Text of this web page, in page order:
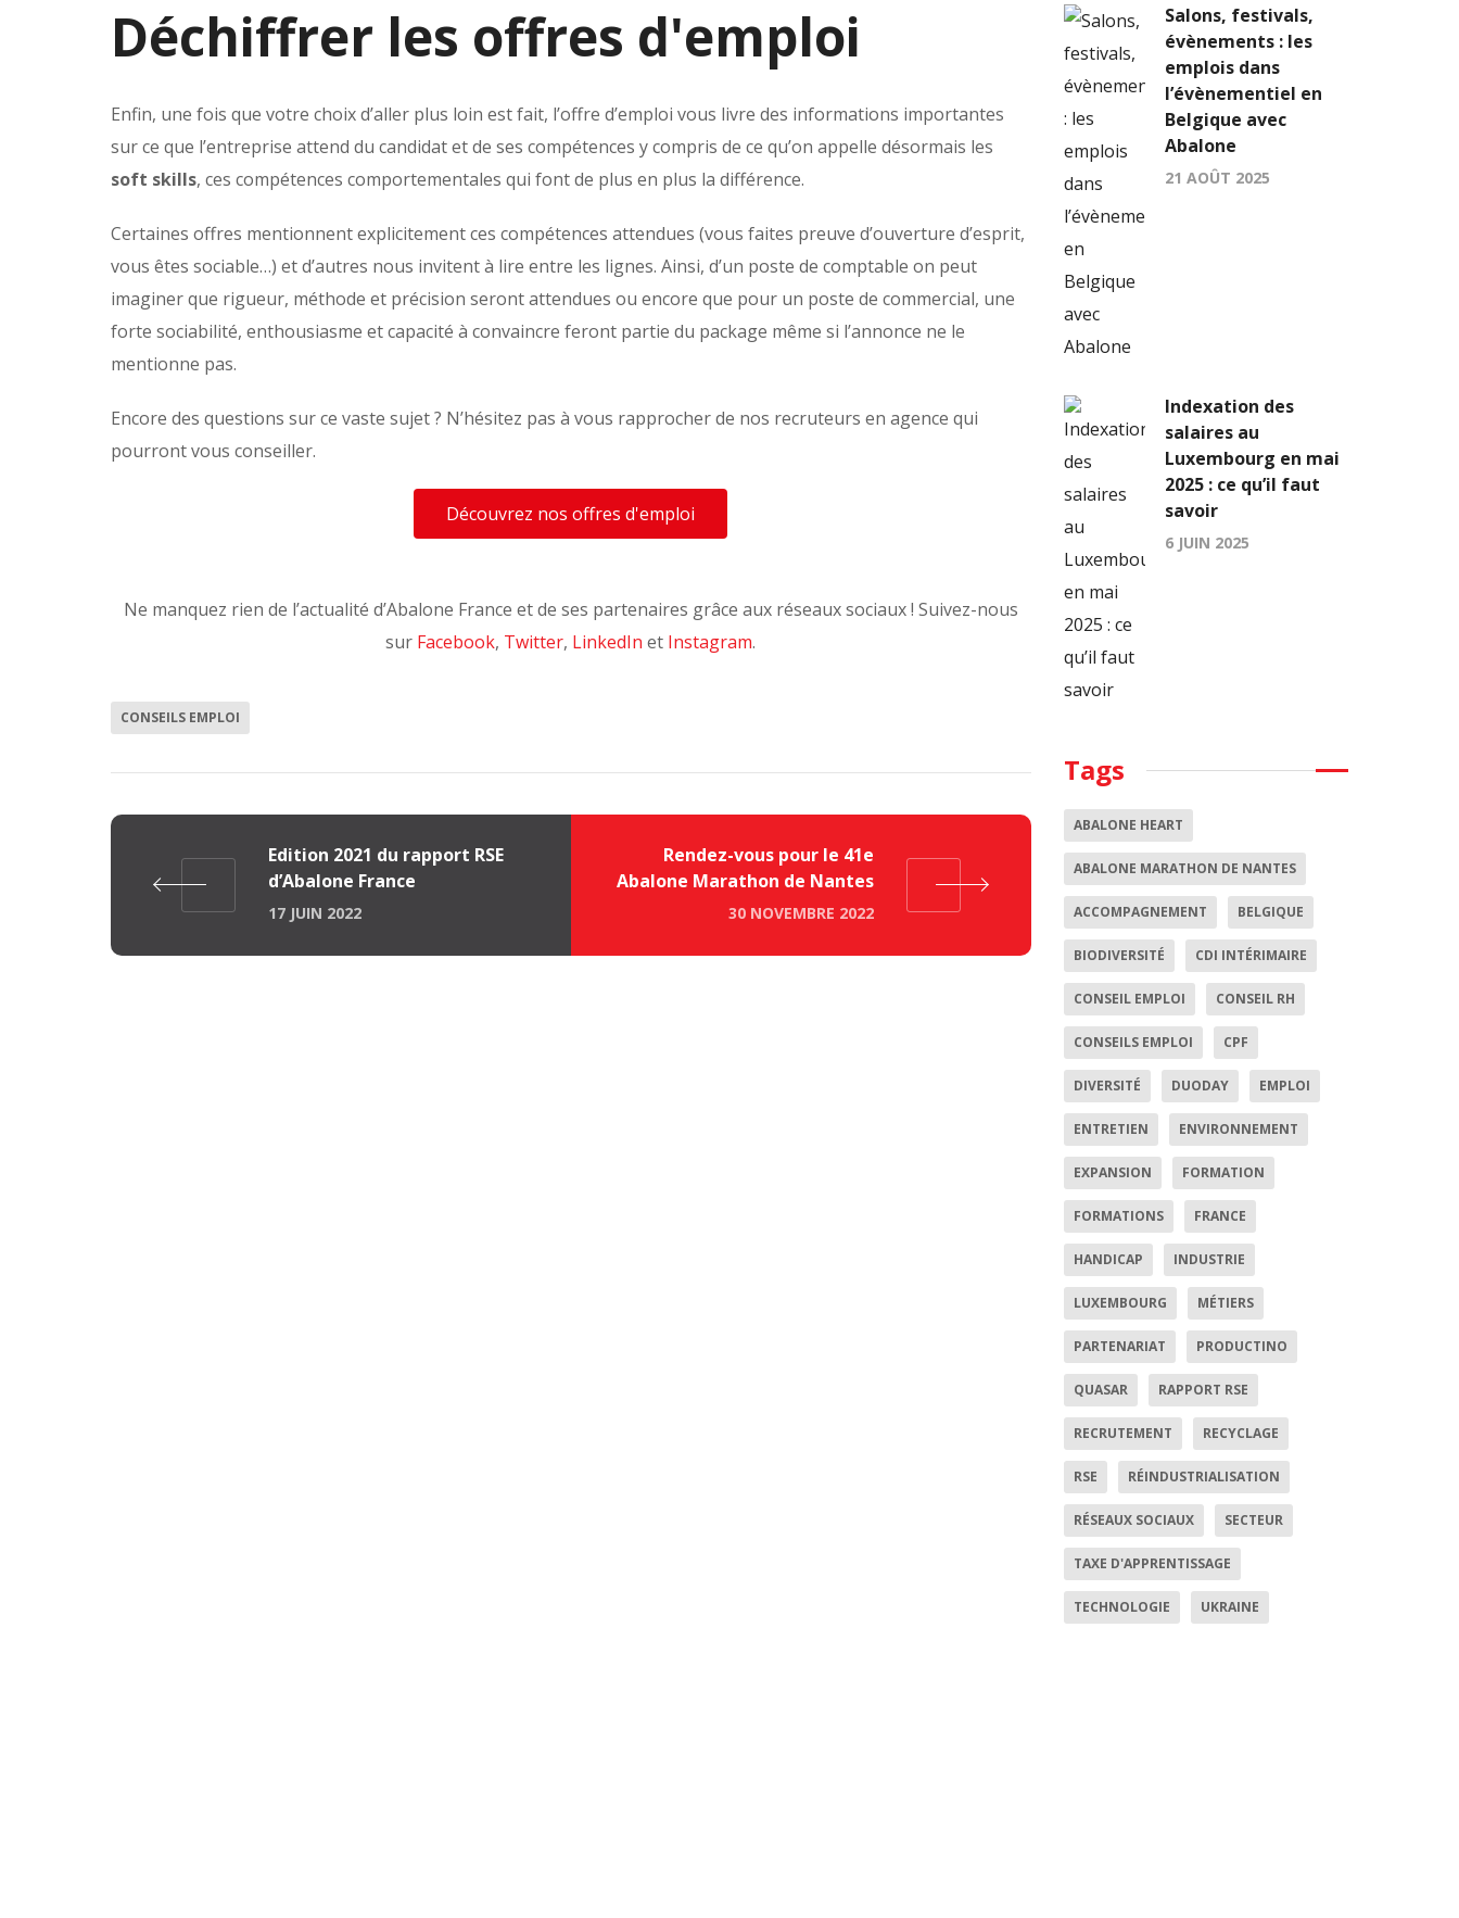
Déchiffrer les offres d'emploi
Enfin, une fois que votre choix d’aller plus loin est fait, l’offre d’emploi vous livre des informations importantes
sur ce que l’entreprise attend du candidat et de ses compétences y compris de ce qu’on appelle désormais les
soft skills, ces compétences comportementales qui font de plus en plus la différence.
Certaines offres mentionnent explicitement ces compétences attendues (vous faites preuve d’ouverture d’esprit,
vous êtes sociable…) et d’autres nous invitent à lire entre les lignes. Ainsi, d’un poste de comptable on peut
imaginer que rigueur, méthode et précision seront attendues ou encore que pour un poste de commercial, une
forte sociabilité, enthousiasme et capacité à convaincre feront partie du package même si l’annonce ne le
mentionne pas.
Encore des questions sur ce vaste sujet ? N’hésitez pas à vous rapprocher de nos recruteurs en agence qui
pourront vous conseiller.
Découvrez nos offres d'emploi
Ne manquez rien de l’actualité d’Abalone France et de ses partenaires grâce aux réseaux sociaux ! Suivez-nous
sur Facebook, Twitter, LinkedIn et Instagram.
CONSEILS EMPLOI
Edition 2021 du rapport RSE
d’Abalone France
17 JUIN 2022
Rendez-vous pour le 41e
Abalone Marathon de Nantes
30 NOVEMBRE 2022
Salons, festivals,
évènements : les
emplois dans
l’évènementiel en
Belgique avec
Abalone
21 AOÛT 2025
Indexation des
salaires au
Luxembourg en mai
2025 : ce qu’il faut
savoir
6 JUIN 2025
Tags
ABALONE HEART
ABALONE MARATHON DE NANTES
ACCOMPAGNEMENT BELGIQUE
BIODIVERSITÉ CDI INTÉRIMAIRE
CONSEIL EMPLOI CONSEIL RH
CONSEILS EMPLOI CPF
DIVERSITÉ DUODAY EMPLOI
ENTRETIEN ENVIRONNEMENT
EXPANSION FORMATION
FORMATIONS FRANCE
HANDICAP INDUSTRIE
LUXEMBOURG MÉTIERS
PARTENARIAT PRODUCTINO
QUASAR RAPPORT RSE
RECRUTEMENT RECYCLAGE
RSE RÉINDUSTRIALISATION
RÉSEAUX SOCIAUX SECTEUR
TAXE D'APPRENTISSAGE
TECHNOLOGIE UKRAINE